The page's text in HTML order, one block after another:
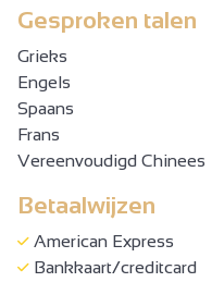
Gesproken talen
Grieks
Engels
Spaans
Frans
Vereenvoudigd Chinees
Betaalwijzen
American Express
Bankkaart/creditcard